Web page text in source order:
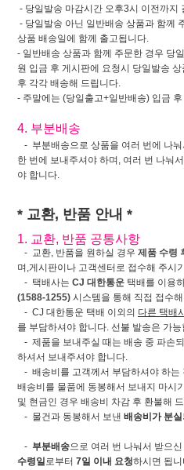
- 당일발송 마감시간 오후3시 이전까지
- 당일발송 아닌 일반배송 상품과 함께
상품 배송일에 함께 출고됩니다.
- 일반배송 상품과 함께 주문한 경우 당
원 입금 후 게시판에 요청시 당일발송
후 각각 배송해 드립니다.
- 주말에는 (당일출고+일반배송) 입금
4. 부분배송
- 부분배송으로 상품을 여러 번에 나
한 번에 보내주셔야 하며, 여러 번 나눠
야 합니다.
* 교환, 반품 안내 *
1. 교환, 반품 공통사항
- 교환, 반품을 원하실 경우 제품 수령
며,게시판이나 고객센터로 접수해 주시
- 택배사는 CJ 대한통운 택배를 이용
(1588-1255) 시스템을 통해 직접 접수
- CJ 대한통운 택배 이외의 다른 택배
를 부담하셔야 합니다. 선불 발송은 가능
- 제품을 보내주실 때는 배송 중 파손
하셔서 보내주셔야 합니다.
- 배송비를 고객께서 부담하셔야 하는
배송비를 물품에 동봉해서 보내지 마시
및 현금인 경우 배송비 차감 후 환불해
- 물건과 동봉해서 보낸 배송비가 분
- 부분배송으로 여러 번 나눠서 받으
수령일로부터 7일 이내 요청하시면 됩니